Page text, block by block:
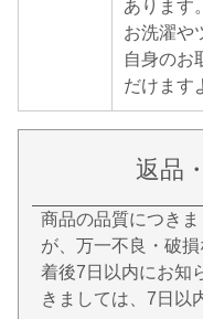
あります。
お洗濯や
自身のお
だけます
返品
商品の品質につき
が、万一不良・破
着後7日以内にお知
きましては、7日以